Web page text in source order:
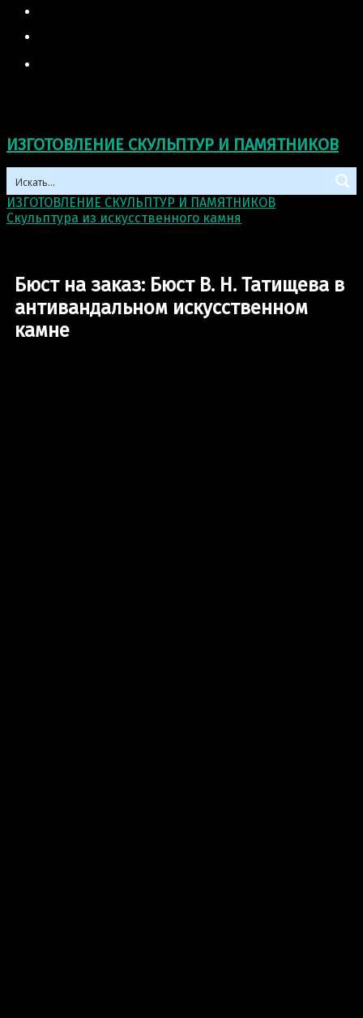
ИЗГОТОВЛЕНИЕ СКУЛЬПТУР И ПАМЯТНИКОВ
ИЗГОТОВЛЕНИЕ СКУЛЬПТУР И ПАМЯТНИКОВ
Скульптура из искусственного камня
Бюст на заказ: Бюст В. Н. Татищева в
антивандальном искусственном
камне